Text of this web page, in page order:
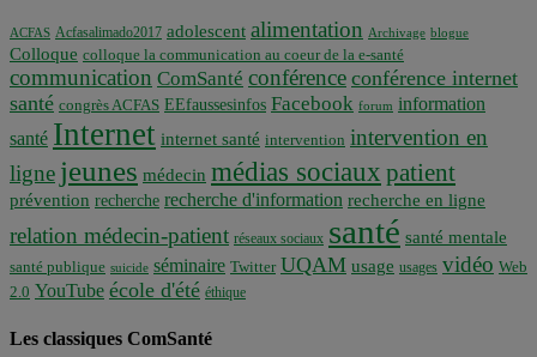
ACFAS Acfasalimado2017 adolescent alimentation Archivage blogue
Colloque colloque la communication au coeur de la e-santé
communication ComSanté conférence conférence internet
santé congrès ACFAS EEfaussesinfos Facebook forum information
santé Internet internet santé intervention intervention en
ligne jeunes médecin médias sociaux patient
prévention recherche recherche d'information recherche en ligne
relation médecin-patient réseaux sociaux santé santé mentale
santé publique suicide séminaire Twitter UQAM usage usages vidéo Web
2.0 YouTube école d'été éthique
Les classiques ComSanté